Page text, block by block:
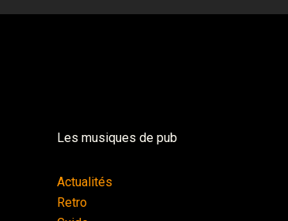
Les musiques de pub
Actualités
Retro